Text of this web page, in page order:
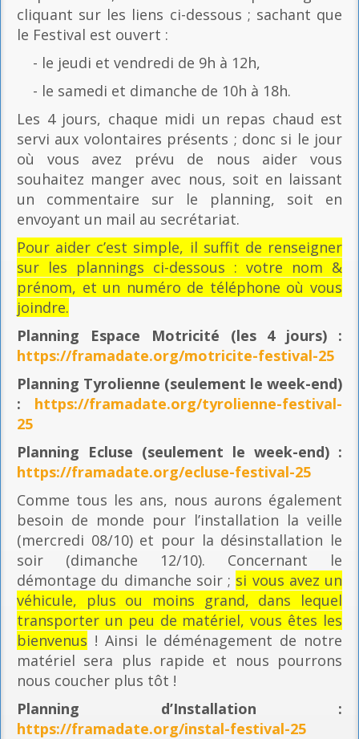
cliquant sur les liens ci-dessous ; sachant que
le Festival est ouvert :
- le jeudi et vendredi de 9h à 12h,
- le samedi et dimanche de 10h à 18h.
Les 4 jours, chaque midi un repas chaud est
servi aux volontaires présents ; donc si le jour
où vous avez prévu de nous aider vous
souhaitez manger avec nous, soit en laissant
un commentaire sur le planning, soit en
envoyant un mail au secrétariat.
Pour aider c’est simple, il suffit de renseigner
sur les plannings ci-dessous : votre nom &
prénom, et un numéro de téléphone où vous
joindre.
Planning Espace Motricité (les 4 jours) :
https://framadate.org/motricite-festival-25
Planning Tyrolienne (seulement le week-end)
: https://framadate.org/tyrolienne-festival-
25
Planning Ecluse (seulement le week-end) :
https://framadate.org/ecluse-festival-25
Comme tous les ans, nous aurons également
besoin de monde pour l’installation la veille
(mercredi 08/10) et pour la désinstallation le
soir (dimanche 12/10). Concernant le
démontage du dimanche soir ; si vous avez un
véhicule, plus ou moins grand, dans lequel
transporter un peu de matériel, vous êtes les
bienvenus ! Ainsi le déménagement de notre
matériel sera plus rapide et nous pourrons
nous coucher plus tôt !
Planning d’Installation :
https://framadate.org/instal-festival-25